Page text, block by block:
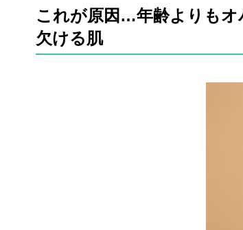
これが原因…年齢よりもオ
欠ける肌